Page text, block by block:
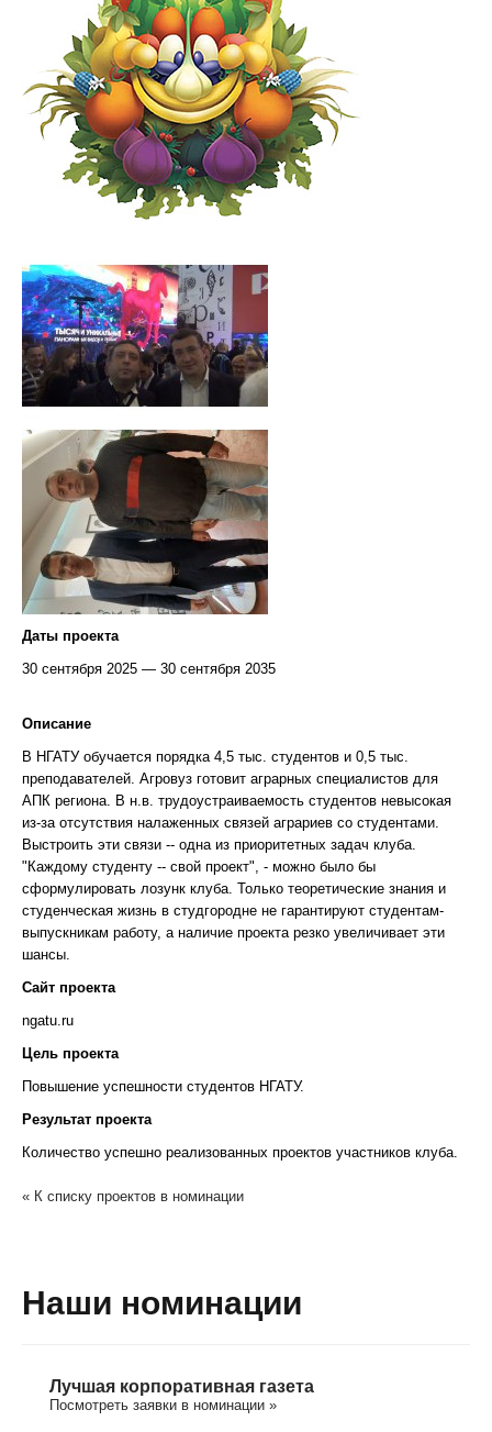
Даты проекта
30 сентября 2025 — 30 сентября 2035
Описание
В НГАТУ обучается порядка 4,5 тыс. студентов и 0,5 тыс.
преподавателей. Агровуз готовит аграрных специалистов для
АПК региона. В н.в. трудоустраиваемость студентов невысокая
из-за отсутствия налаженных связей аграриев со студентами.
Выстроить эти связи -- одна из приоритетных задач клуба.
"Каждому студенту -- свой проект", - можно было бы
сформулировать лозунк клуба. Только теоретические знания и
студенческая жизнь в студгородне не гарантируют студентам-
выпускникам работу, а наличие проекта резко увеличивает эти
шансы.
Сайт проекта
ngatu.ru
Цель проекта
Повышение успешности студентов НГАТУ.
Результат проекта
Количество успешно реализованных проектов участников клуба.
« К списку проектов в номинации
Наши номинации
Лучшая корпоративная газета
Посмотреть заявки в номинации »